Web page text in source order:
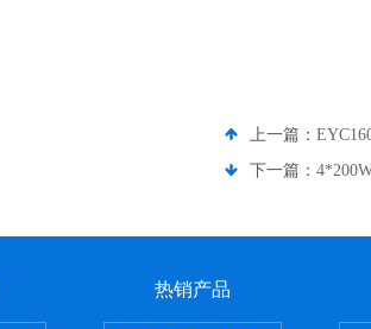
上一篇：
下一篇：
热销产品